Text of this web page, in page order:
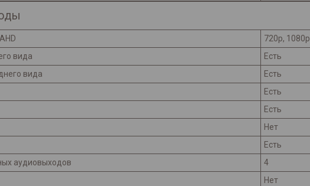
720p, 1080p
вида
Есть
вида
Есть
Есть
Есть
Нет
Есть
аудиовыходов
4
Нет